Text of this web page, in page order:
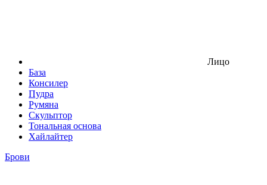
Лицо
База
Консилер
Пудра
Румяна
Скульптор
Тональная основа
Хайлайтер
Брови